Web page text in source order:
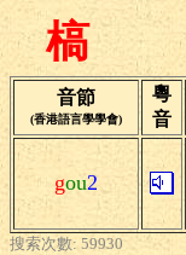
槁
音節
(香港語言學學會)
粵
音
gou2
搜索次數: 59930